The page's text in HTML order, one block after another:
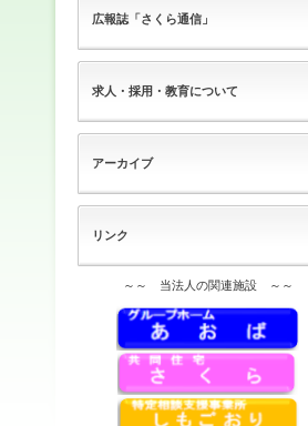
広報誌「さくら通信」
求人・採用・教育について
アーカイブ
リンク
～～ 当法人の関連施設 ～～